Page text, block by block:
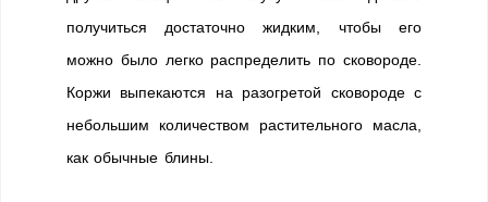
получиться достаточно жидким, чтобы его
можно было легко распределить по сковороде.
Коржи выпекаются на разогретой сковороде с
небольшим количеством растительного масла,
как обычные блины.